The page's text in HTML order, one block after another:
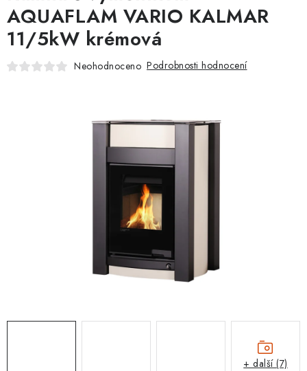
Vytápění
Kontakty
AQUAFLAM VARIO KALMAR
11/5kW krémová
Neohodnoceno Podrobnosti hodnocení
+ další (7)